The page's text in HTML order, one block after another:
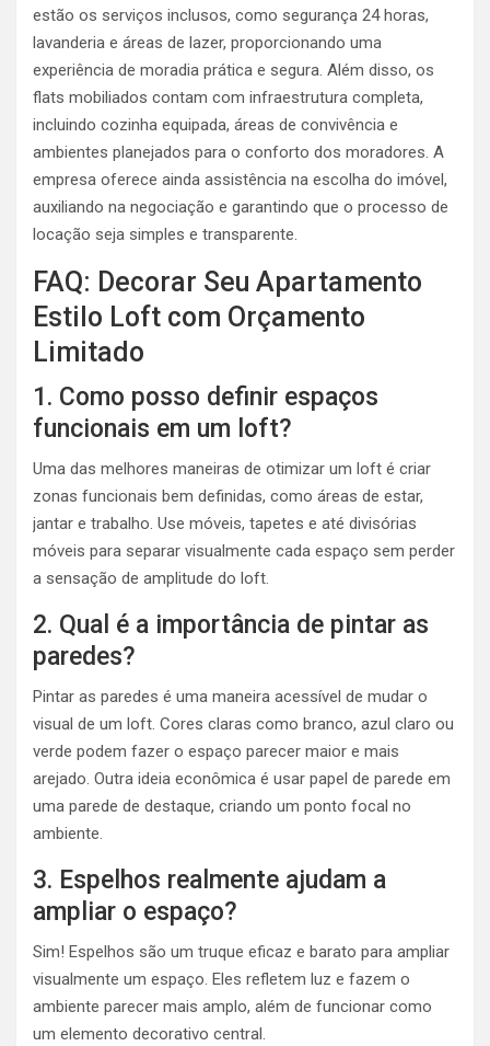
estão os serviços inclusos, como segurança 24 horas,
lavanderia e áreas de lazer, proporcionando uma
experiência de moradia prática e segura. Além disso, os
flats mobiliados contam com infraestrutura completa,
incluindo cozinha equipada, áreas de convivência e
ambientes planejados para o conforto dos moradores. A
empresa oferece ainda assistência na escolha do imóvel,
auxiliando na negociação e garantindo que o processo de
locação seja simples e transparente​.
FAQ: Decorar Seu Apartamento
Estilo Loft com Orçamento
Limitado
1. Como posso definir espaços
funcionais em um loft?
Uma das melhores maneiras de otimizar um loft é criar
zonas funcionais bem definidas, como áreas de estar,
jantar e trabalho. Use móveis, tapetes e até divisórias
móveis para separar visualmente cada espaço sem perder
a sensação de amplitude do loft.
2. Qual é a importância de pintar as
paredes?
Pintar as paredes é uma maneira acessível de mudar o
visual de um loft. Cores claras como branco, azul claro ou
verde podem fazer o espaço parecer maior e mais
arejado. Outra ideia econômica é usar papel de parede em
uma parede de destaque, criando um ponto focal no
ambiente.
3. Espelhos realmente ajudam a
ampliar o espaço?
Sim! Espelhos são um truque eficaz e barato para ampliar
visualmente um espaço. Eles refletem luz e fazem o
ambiente parecer mais amplo, além de funcionar como
um elemento decorativo central.